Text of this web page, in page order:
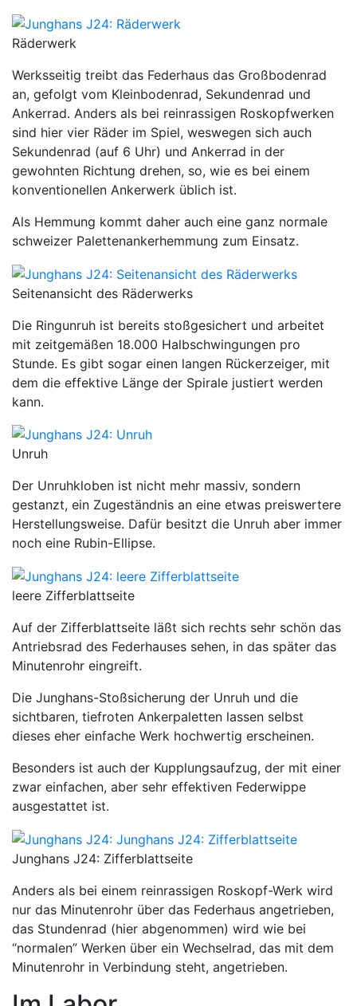
Räderwerk
Werksseitig treibt das Federhaus das Großbodenrad
an, gefolgt vom Kleinbodenrad, Sekundenrad und
Ankerrad. Anders als bei reinrassigen Roskopfwerken
sind hier vier Räder im Spiel, weswegen sich auch
Sekundenrad (auf 6 Uhr) und Ankerrad in der
gewohnten Richtung drehen, so, wie es bei einem
konventionellen Ankerwerk üblich ist.
Als Hemmung kommt daher auch eine ganz normale
schweizer Palettenankerhemmung zum Einsatz.
Seitenansicht des Räderwerks
Die Ringunruh ist bereits stoßgesichert und arbeitet
mit zeitgemäßen 18.000 Halbschwingungen pro
Stunde. Es gibt sogar einen langen Rückerzeiger, mit
dem die effektive Länge der Spirale justiert werden
kann.
Unruh
Der Unruhkloben ist nicht mehr massiv, sondern
gestanzt, ein Zugeständnis an eine etwas preiswertere
Herstellungsweise. Dafür besitzt die Unruh aber immer
noch eine Rubin-Ellipse.
leere Zifferblattseite
Auf der Zifferblattseite läßt sich rechts sehr schön das
Antriebsrad des Federhauses sehen, in das später das
Minutenrohr eingreift.
Die Junghans-Stoßsicherung der Unruh und die
sichtbaren, tiefroten Ankerpaletten lassen selbst
dieses eher einfache Werk hochwertig erscheinen.
Besonders ist auch der Kupplungsaufzug, der mit einer
zwar einfachen, aber sehr effektiven Federwippe
ausgestattet ist.
Junghans J24: Zifferblattseite
Anders als bei einem reinrassigen Roskopf-Werk wird
nur das Minutenrohr über das Federhaus angetrieben,
das Stundenrad (hier abgenommen) wird wie bei
“normalen” Werken über ein Wechselrad, das mit dem
Minutenrohr in Verbindung steht, angetrieben.